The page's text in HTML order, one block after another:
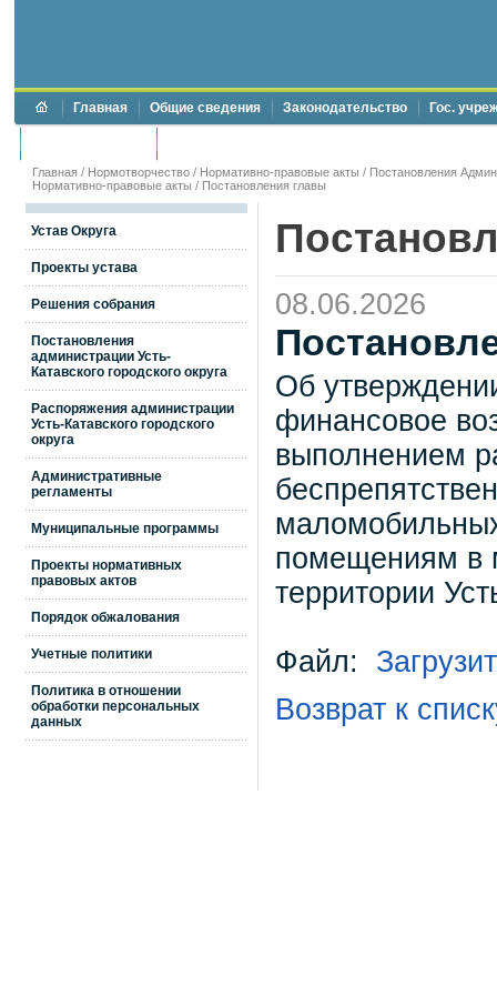
Главная Общие сведения Законодательство Гос.
Главная / Нормотворчество / Нормативно-правовые акты / Постановления
Нормативно-правовые акты / Постановления главы
Устав Округа
Проекты устава
Решения собрания
Постановления
администрации Усть-
Катавского городского округа
Распоряжения администрации
Усть-Катавского городского
округа
Административные
регламенты
Муниципальные программы
Проекты нормативных
правовых актов
Порядок обжалования
Учетные политики
Политика в отношении
обработки персональных
данных
08.06.2026
Об
финансовое
выполнением
помещениям в
территории
Файл:
Возврат к